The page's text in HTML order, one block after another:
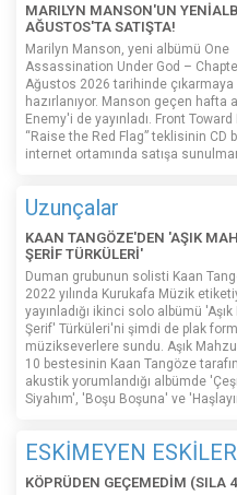
MARILYN MANSON'UN
AĞUSTOS'TA SATIŞTA!
Marilyn Manson, yeni albümü One
Assassination Under God –
Ağustos 2026 tarihinde çıkarmaya
hazırlanıyor. Manson geçen hafta
Enemy'i de yayınladı. Front
“Raise the Red Flag” teklisinin CD
internet ortamında satışa
Uzunçalar
KAAN TANGÖZE'DEN 'AŞIK
ŞERİF TÜRKÜLERİ'
Duman grubunun solisti Kaan
2022 yılında Kurukafa Müzik
yayınladığı ikinci solo albümü
Şerif' Türküleri'ni şimdi de plak
müzikseverlere sundu. Aşık
10 bestesinin Kaan Tangöze
akustik yorumlandığı albümde
Siyahım', 'Boşu Boşuna' ve
ESKİMEYEN ESKİLER
KÖPRÜDEN GEÇEMEDİM (SILA